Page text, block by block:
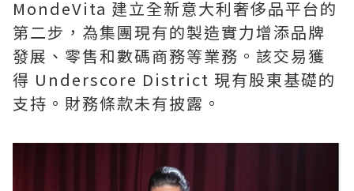
MondeVita 建立全新意大利奢侈品平台的
第二步，為集團現有的製造實力增添品牌
發展、零售和數碼商務等業務。該交易獲
得 Underscore District 現有股東基礎的
支持。財務條款未有披露。